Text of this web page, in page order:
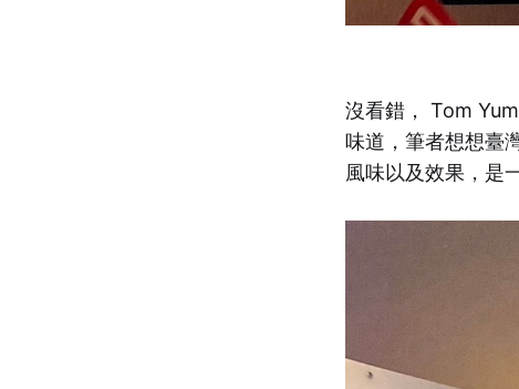
沒看錯， Tom
味道，筆者想想臺
風味以及效果，是